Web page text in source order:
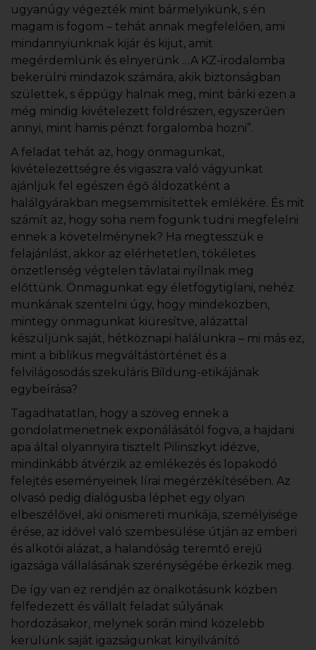
ugyanúgy végezték mint bármelyikünk, s én
magam is fogom – tehát annak megfelelően, ami
mindannyiunknak kijár és kijut, amit
megérdemlünk és elnyerünk …A KZ-irodalomba
bekerülni mindazok számára, akik biztonságban
születtek, s éppúgy halnak meg, mint bárki ezen a
még mindig kivételezett földrészen, egyszerűen
annyi, mint hamis pénzt forgalomba hozni”.
A feladat tehát az, hogy önmagunkat,
kivételezettségre és vigaszra való vágyunkat
ajánljuk fel egészen égő áldozatként a
halálgyárakban megsemmisítettek emlékére. És mit
számít az, hogy soha nem fogunk tudni megfelelni
ennek a követelménynek? Ha megtesszük e
felajánlást, akkor az elérhetetlen, tökéletes
önzetlenség végtelen távlatai nyílnak meg
előttünk. Önmagunkat egy életfogytiglani, nehéz
munkának szentelni úgy, hogy mindeközben,
mintegy önmagunkat kiüresítve, alázattal
készüljünk saját, hétköznapi halálunkra – mi más ez,
mint a biblikus megváltástörténet és a
felvilágosodás szekuláris Bildung-etikájának
egybeírása?
Tagadhatatlan, hogy a szöveg ennek a
gondolatmenetnek exponálásától fogva, a hajdani
apa által olyannyira tisztelt Pilinszkyt idézve,
mindinkább átvérzik az emlékezés és lopakodó
felejtés eseményeinek lírai megérzékítésében. Az
olvasó pedig dialógusba léphet egy olyan
elbeszélővel, aki önismereti munkája, személyisége
érése, az idővel való szembesülése útján az emberi
és alkotói alázat, a halandóság teremtő erejű
igazsága vállalásának szerénységébe érkezik meg.
De így van ez rendjén az önalkotásunk közben
felfedezett és vállalt feladat súlyának
hordozásakor, melynek során mind közelebb
kerülünk saját igazságunkat kinyilvánító